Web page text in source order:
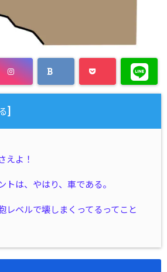
]
えよ！
トは、やはり、車である。
レベルで壊しまくってるってこと